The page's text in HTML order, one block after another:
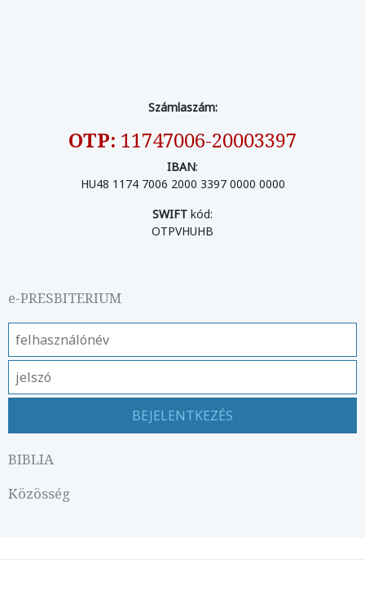
Számlaszám:
OTP: 11747006-20003397
IBAN:
HU48 1174 7006 2000 3397 0000 0000
SWIFT kód:
OTPVHUHB
e-PRESBITERIUM
BIBLIA
Közösség